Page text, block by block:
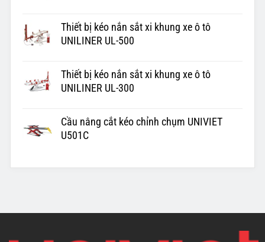
Thiết bị kéo nắn sắt xi khung xe ô tô
UNILINER UL-500
Thiết bị kéo nắn sắt xi khung xe ô tô
UNILINER UL-300
Cầu nâng cắt kéo chỉnh chụm UNIVIET
U501C